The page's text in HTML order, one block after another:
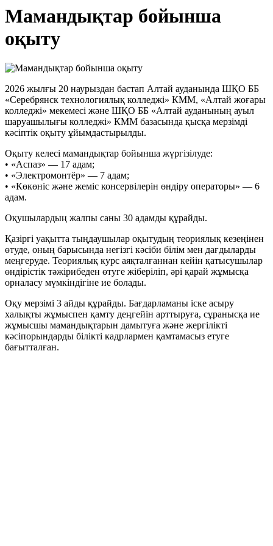
Мамандықтар бойынша
оқыту
2026 жылғы 20 наурыздан бастап Алтай ауданында ШҚО ББ
«Серебрянск технологиялық колледжі» КММ, «Алтай жоғары
колледжі» мекемесі және ШҚО ББ «Алтай ауданының ауыл
шаруашылығы колледжі» КММ базасында қысқа мерзімді
кәсіптік оқыту ұйымдастырылды.
Оқыту келесі мамандықтар бойынша жүргізілуде:
• «Аспаз» — 17 адам;
• «Электромонтёр» — 7 адам;
• «Көкөніс және жеміс консервілерін өндіру операторы» — 6
адам.
Оқушылардың жалпы саны 30 адамды құрайды.
Қазіргі уақытта тыңдаушылар оқытудың теориялық кезеңінен
өтуде, оның барысында негізгі кәсіби білім мен дағдыларды
меңгеруде. Теориялық курс аяқталғаннан кейін қатысушылар
өндірістік тәжірибеден өтуге жіберіліп, әрі қарай жұмысқа
орналасу мүмкіндігіне ие болады.
Оқу мерзімі 3 айды құрайды. Бағдарламаны іске асыру
халықты жұмыспен қамту деңгейін арттыруға, сұранысқа ие
жұмысшы мамандықтарын дамытуға және жергілікті
кәсіпорындарды білікті кадрлармен қамтамасыз етуге
бағытталған.